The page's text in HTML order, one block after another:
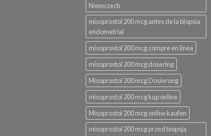
Niemczech
misoprostol 200 mcg antes de la biopsia
endometrial
misoprostol 200 mcg compre en línea
misoprostol 200 mcg dosering
Misoprostol 200 mcg Dosierung
misoprostol 200 mcg kup online
Misoprostol 200 mcg online kaufen
misoprostol 200 mcg przed biopsją